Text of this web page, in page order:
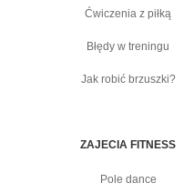
Ćwiczenia z piłką
Błędy w treningu
Jak robić brzuszki?
ZAJECIA FITNESS
Pole dance